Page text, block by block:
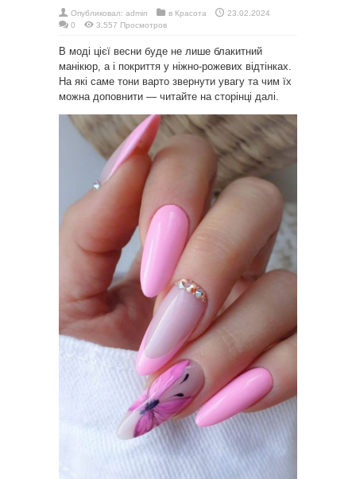
Опубликовал: admin в Красота
23.02.2024
0
3,557 Просмотров
В моді цієї весни буде не лише блакитний
манікюр, а і покриття у ніжно-рожевих відтінках.
На які саме тони варто звернути увагу та чим їх
можна доповнити — читайте на сторінці далі.